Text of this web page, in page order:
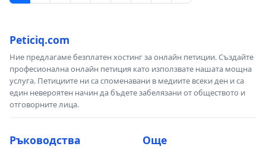
Peticiq.com
Ние предлагаме безплатен хостинг за онлайн петиции. Създайте
професионална онлайн петиция като използвате нашата мощна
услуга. Петициите ни са споменавани в медиите всеки ден и са
един невероятен начин да бъдете забелязани от обществото и
отговорните лица.
Ръководства Още